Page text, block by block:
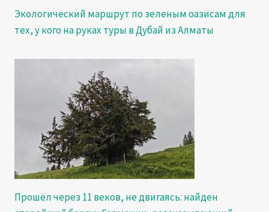
Экологический маршрут по зеленым оазисам для
тех, у кого на руках туры в Дубай из Алматы
Прошёл через 11 веков, не двигаясь: найден